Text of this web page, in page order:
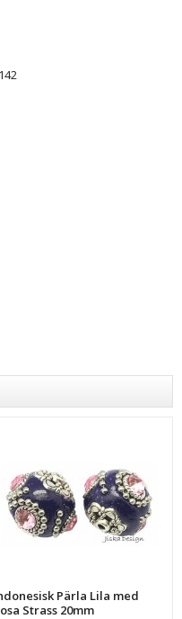
Pärla Lila med
Strass 20mm